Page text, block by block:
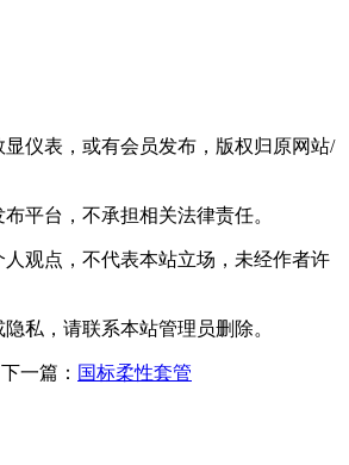
仪表，或有会员发布，版权归原网站/
平台，不承担相关法律责任。
观点，不代表本站立场，未经作者许
私，请联系本站管理员删除。
下一篇： 国标柔性套管